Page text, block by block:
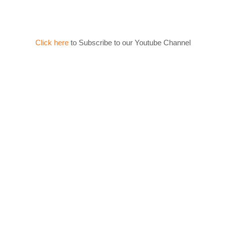
Click here to Subscribe to our Youtube Channel